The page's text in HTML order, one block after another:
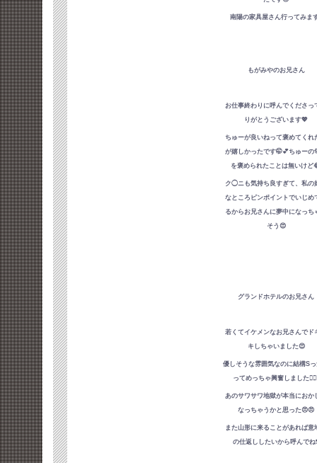
南陽の家具屋さん行ってみま
もがみやのお兄さん
お仕事終わりに呼んでくださっ
りがとうございます💖
ちゅーが良いねって褒めてくれ
が嬉しかったです🤭💕ちゅーの
を褒められたことは無いけど
ク◯ニも気持ち良すぎて、私の
なところピンポイントでいじめ
るからお兄さんに夢中になっち
そう😍
グランドホテルのお兄さん
若くてイケメンなお兄さんでド
キしちゃいました😍
優しそうな雰囲気なのに結構S
ってめっちゃ興奮しました
あのサワサワ地獄が本当におか
なっちゃうかと思った😠😠
また山形に来ることがあれば意
の仕返ししたいから呼んでね